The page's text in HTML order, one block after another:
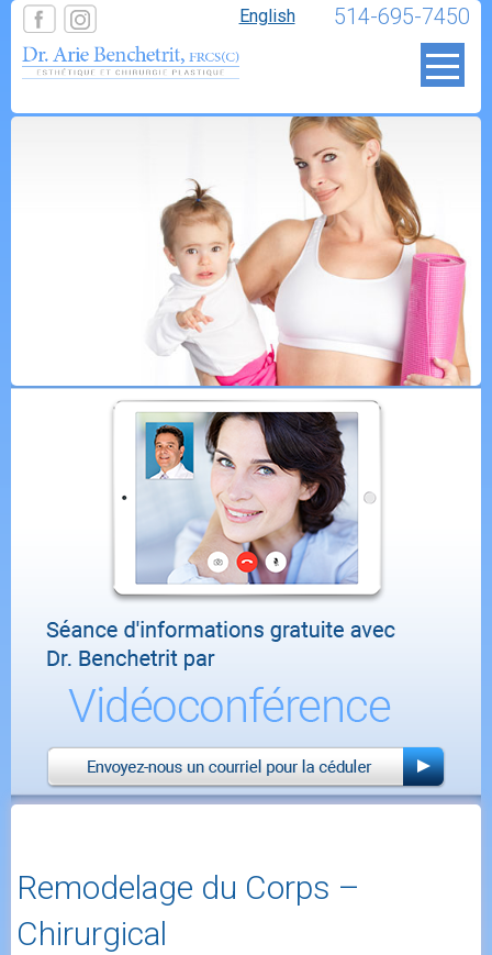
English 514-695-7450
Remodelage du Corps –
Chirurgical